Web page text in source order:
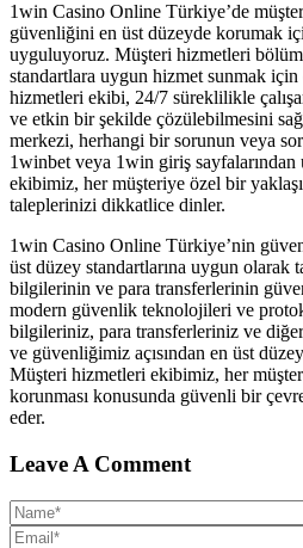
1win Casino Online Türkiye’de
güvenliğini en üst düzeyde korumak
uyguluyoruz. Müşteri hizmetleri
standartlara uygun hizmet sunmak için
hizmetleri ekibi, 24/7 süreklilikle
ve etkin bir şekilde çözülebilmesini
merkezi, herhangi bir sorunun veya
1winbet veya 1win giriş
ekibimiz, her müşteriye özel bir
taleplerinizi dikkatlice dinler.
1win Casino Online Türkiye’nin
üst düzey standartlarına uygun olarak
bilgilerinin ve para transferlerinin
modern güvenlik teknolojileri ve
bilgileriniz, para transferleriniz ve
ve güvenliğimiz açısından en üst düzey
Müşteri hizmetleri ekibimiz, her
korunması konusunda güvenli bir
eder.
Leave A Comment